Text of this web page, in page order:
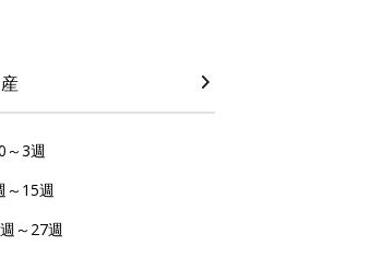
～3週
～15週
～27週